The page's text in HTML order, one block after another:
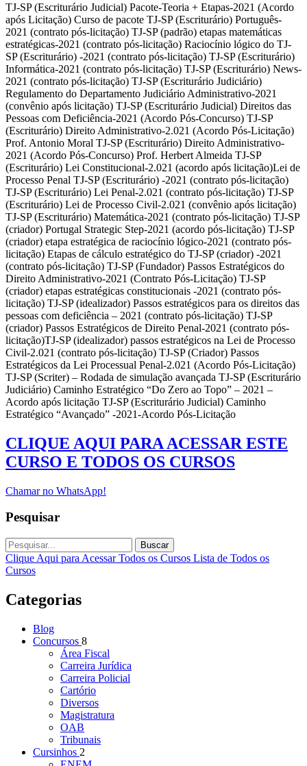
TJ-SP (Escriturário Judicial) Pacote-Teoria + Etapas-2021 (Acordo
após Licitação) Curso de pacote TJ-SP (Escriturário) Português-
2021 (contrato pós-licitação) TJ-SP (padrão) etapas matemáticas
estratégicas-2021 (contrato pós-licitação) Raciocínio lógico do TJ-
SP (Escriturário) -2021 (contrato pós-licitação) TJ-SP (Escriturário)
Informática-2021 (contrato pós-licitação) TJ-SP (Escriturário) News-
2021 (contrato pós-licitação) TJ-SP (Escriturário Judiciário)
Regulamento do Departamento Judiciário Administrativo-2021
(convênio após licitação) TJ-SP (Escriturário Judicial) Direitos das
Pessoas com Deficiência-2021 (Acordo Pós-Concurso) TJ-SP
(Escriturário) Direito Administrativo-2.021 (Acordo Pós-Licitação)
Prof. Antonio Moral TJ-SP (Escriturário) Direito Administrativo-
2021 (Acordo Pós-Concurso) Prof. Herbert Almeida TJ-SP
(Escriturário) Lei Constitucional-2.021 (acordo após licitação)Lei de
Processo Penal TJ-SP (Escriturário) -2021 (contrato pós-licitação)
TJ-SP (Escriturário) Lei Penal-2.021 (contrato pós-licitação) TJ-SP
(Escriturário) Lei de Processo Civil-2.021 (convênio após licitação)
TJ-SP (Escriturário) Matemática-2021 (contrato pós-licitação) TJ-SP
(criador) Portugal Strategic Step-2021 (acordo pós-licitação) TJ-SP
(criador) etapa estratégica de raciocínio lógico-2021 (contrato pós-
licitação) Etapas de cálculo estratégico do TJ-SP (criador) -2021
(contrato pós-licitação) TJ-SP (Fundador) Passos Estratégicos do
Direito Administrativo-2021 (Contrato Pós-Licitação) TJ-SP
(criador) etapas estratégicas constitucionais -2021 (contrato pós-
licitação) TJ-SP (idealizador) Passos estratégicos para os direitos das
pessoas com deficiência – 2021 (contrato pós-licitação) TJ-SP
(criador) Passos Estratégicos de Direito Penal-2021 (contrato pós-
licitação)TJ-SP (idealizador) passos estratégicos na Lei de Processo
Civil-2.021 (contrato pós-licitação) TJ-SP (Criador) Passos
Estratégicos da Lei Processual Penal-2.021 (Acordo Pós-Licitação)
TJ-SP (Scriter) – Rodada de simulação avançada TJ-SP (Escriturário
Judiciário) Caminho Estratégico “Do Zero ao Topo” – 2021 –
Acordo após licitação TJ-SP (Escriturário Judicial) Caminho
Estratégico “Avançado” -2021-Acordo Pós-Licitação
CLIQUE AQUI PARA ACESSAR ESTE
CURSO E TODOS OS CURSOS
Chamar no WhatsApp!
Pesquisar
Buscar
Clique Aqui para Acessar Todos os Cursos Lista de Todos os
Cursos
Categorias
Blog
Concursos 8
Área Fiscal
Carreira Jurídica
Carreira Policial
Cartório
Diversos
Magistratura
OAB
Tribunais
Cursinhos 2